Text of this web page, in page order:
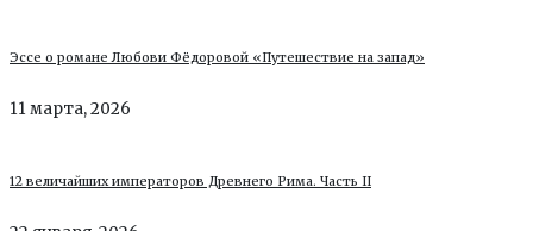
Эссе о романе Любови Фёдоровой «Путешествие на запад»
11 марта, 2026
12 величайших императоров Древнего Рима. Часть II